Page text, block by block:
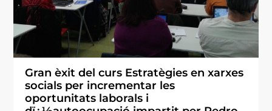
Gran èxit del curs Estratègies en xarxes
socials per incrementar les
oportunitats laborals i